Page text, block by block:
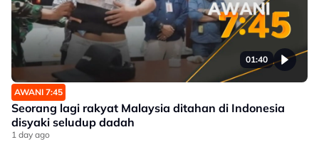
01:40
AWANI 7:45
Seorang lagi rakyat Malaysia ditahan di Indonesia
disyaki seludup dadah
1 day ago